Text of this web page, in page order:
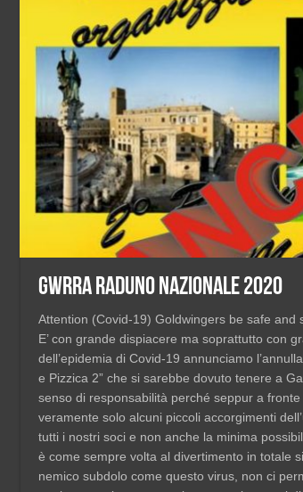
GWRRA Raduno Nazionale 2020
Attention (Covid-19) Goldwingers be safe and
Ε’ con grande dispiacere ma soprattutto con
dell’epidemia di Covid-19 annunciamo
e Pizzica 2” che si sarebbe dovuto tenere a
senso di responsabilità perché seppur a
veramente solo alcuni piccoli accorgimenti
tutti i nostri soci e non anche la minima
è come sempre volta al divertimento in totale
nemico subdolo come questo virus, non ci